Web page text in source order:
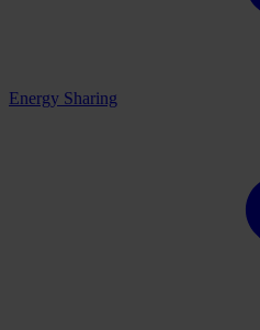
Energy Sharing